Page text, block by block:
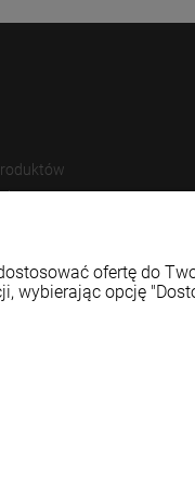
ofertę do
wybierając opcję